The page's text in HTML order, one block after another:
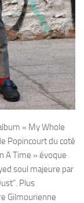
« My Whole
Popincourt du coté
A Time » évoque
soul majeure par
Plus
Gilmourienne